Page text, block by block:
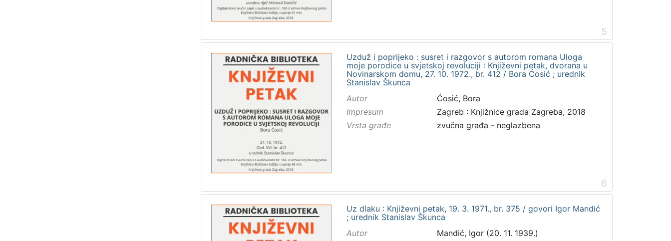
5
Uzduž i poprijeko : susret i razgovor s autorom romana Uloga
moje porodice u svjetskoj revoluciji : Književni petak, dvorana u
Novinarskom domu, 27. 10. 1972., br. 412 / Bora Ćosić ; urednik
Stanislav Škunca
Autor
Ćosić, Bora
Impresum
Zagreb : Knjižnice grada Zagreba, 2018
Vrsta građe
zvučna građa - neglazbena
6
Uz dlaku : Književni petak, 19. 3. 1971., br. 375 / govori Igor Mandić
; urednik Stanislav Škunca
Autor
Mandić, Igor (20. 11. 1939.)